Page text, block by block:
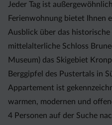
Jeder Tag ist
Ferienwohnung bietet Ihnen
Ausblick über das
mittelalterliche Schloss
Museum) das Skigebiet
Berggipfel des Pustertals in
Appartement ist
warmen, modernen und
4 Personen auf der Suche